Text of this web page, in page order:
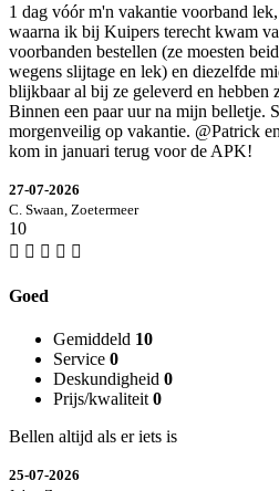
1 dag vóór m'n vakantie voorband
waarna ik bij Kuipers terecht kwam
voorbanden bestellen (ze moesten
wegens slijtage en lek) en diezelfde
blijkbaar al bij ze geleverd en hebben
Binnen een paar uur na mijn belletje.
morgenveilig op vakantie. @Patrick
kom in januari terug voor de APK!
27-07-2026
C. Swaan, Zoetermeer
10
Goed
Gemiddeld 10
Service 0
Deskundigheid 0
Prijs/kwaliteit 0
Bellen altijd als er iets is
25-07-2026